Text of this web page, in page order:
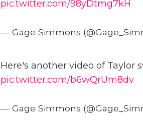
pic.twitter.com/98yDtmg7kH
— Gage Simmons
Here's another video of Taylor
pic.twitter.com/b6wQrUm8dv
— Gage Simmons